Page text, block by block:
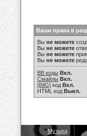
Ваши права в
Вы не можете
Вы не можете
Вы не можете
Вы не можете
BB коды Вкл.
Смайлы Вкл.
[IMG] код Вкл.
HTML код Выкл.
Музыка